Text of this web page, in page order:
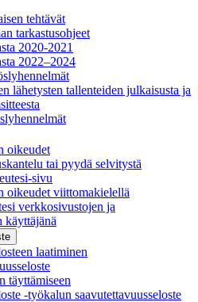
tehtävät
tarkastusohjeet
2020-2021
2022–2024
lähetysten tallenteiden julkaisusta ja
oikeudet
tai pyydä selvitystä
sivu
oikeudet viittomakielellä
verkkosivustojen ja
käyttäjänä
laatiminen
täyttämiseen
-työkalun saavutettavuusseloste